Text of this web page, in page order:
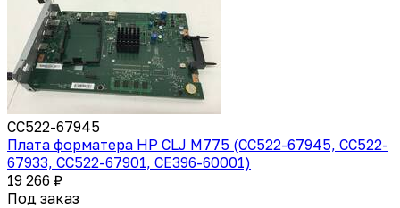
CC522-67945
Плата форматера HP CLJ M775 (CC522-67945, CC522-
67933, CC522-67901, CE396-60001)
19 266 ₽
Под заказ